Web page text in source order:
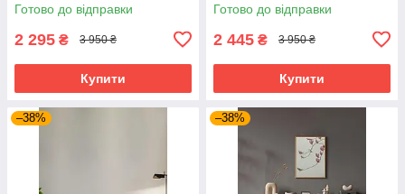
Готово до відправки
2 295 ₴ 3 950 ₴
Купити
Готово до відправки
2 445 ₴ 3 950 ₴
Купити
–38% –38%